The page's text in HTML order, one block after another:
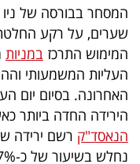
ספורט
קריירה
ולימודים
מינויים
רייטינג
המסחר בבורסה של ניו
שערים, על רקע
המימוש התרכז במניות
העליות המשמעותי
האחרונה. בסיום יום
הירידה החדה ביותר כאשר איבד
הנאסד"ק
נחלש בשיעור של כ-0.7%.